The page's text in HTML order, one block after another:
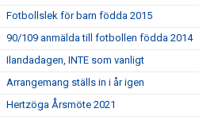
Fotbollslek för barn födda 2015
90/109 anmälda till fotbollen födda 2014
Ilandadagen, INTE som vanligt
Arrangemang ställs in i år igen
Hertzöga Årsmöte 2021